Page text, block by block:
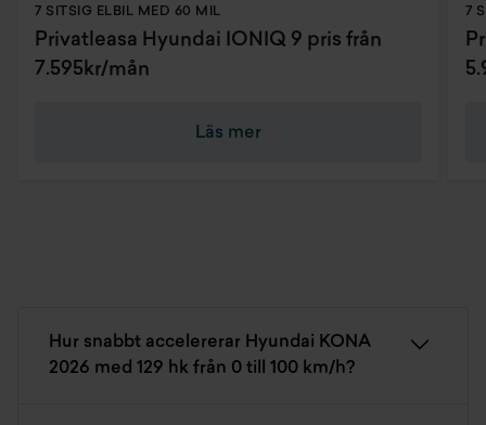
7 SITSIG ELBIL MED 60 MIL
Privatleasa Hyundai IONIQ 9 pris från
7.595kr/mån
Läs mer
7
Hur snabbt accelererar Hyundai KONA
2026 med 129 hk från 0 till 100 km/h?